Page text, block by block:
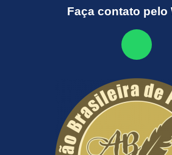
Faça contato pelo